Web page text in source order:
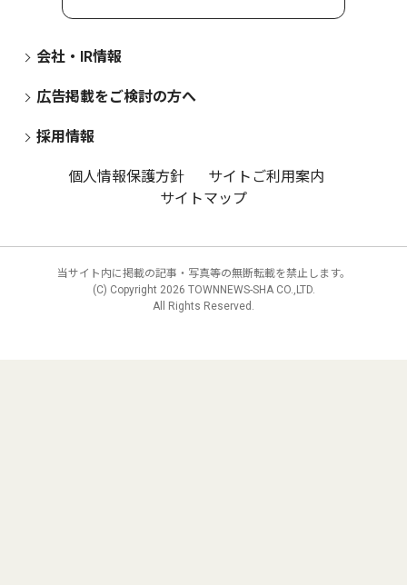
会社・IR情報
広告掲載をご検討の方へ
採用情報
個人情報保護方針
サイトご利用案内
サイトマップ
当サイト内に掲載の記事・写真等の無断転載を禁止します。
(C) Copyright 2026 TOWNNEWS-SHA CO.,LTD.
All Rights Reserved.